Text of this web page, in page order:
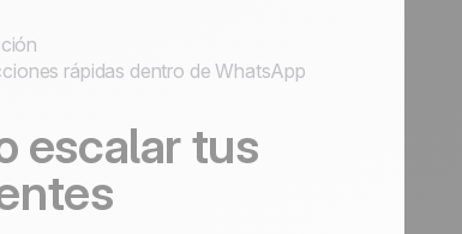
rápidas dentro de WhatsApp
escalar tus